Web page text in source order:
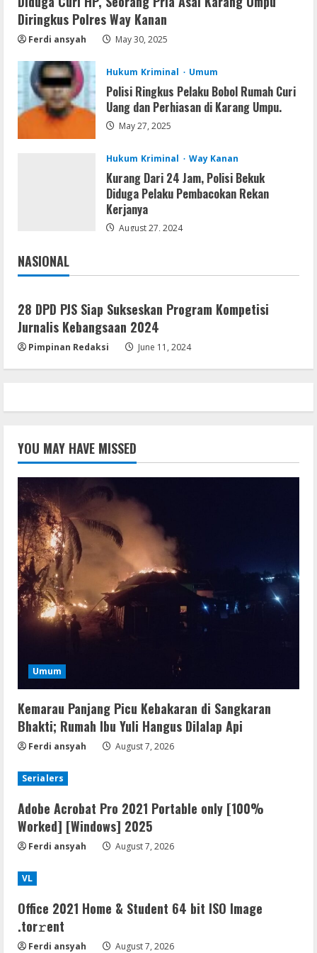
5
Serialers
FL Studio Portable + License Key
[Patch] (x86x64) Stable Unlimited
Diringkus Polres Way Kanan
Ferdi ansyah May 30, 2025
Hukum Kriminal Umum
Polisi Ringkus Pelaku Bobol Rumah Curi
Uang dan Perhiasan di Karang Umpu.
May 27, 2025
Hukum Kriminal Way Kanan
Kurang Dari 24 Jam, Polisi Bekuk
Diduga Pelaku Pembacokan Rekan
Kerjanya
August 27, 2024
NASIONAL
Jakarta
28 DPD PJS Siap Sukseskan Program Kompetisi
Jurnalis Kebangsaan 2024
Pimpinan Redaksi June 11, 2024
YOU MAY HAVE MISSED
Umum
Kemarau Panjang Picu Kebakaran di Sangkaran
Bhakti; Rumah Ibu Yuli Hangus Dilalap Api
Ferdi ansyah August 7, 2026
Serialers
Adobe Acrobat Pro 2021 Portable only [100%
Worked] [Windows] 2025
Ferdi ansyah August 7, 2026
VL
Office 2021 Home & Student 64 bit ISO Image
.tоr𝚛еnt
Ferdi ansyah August 7, 2026